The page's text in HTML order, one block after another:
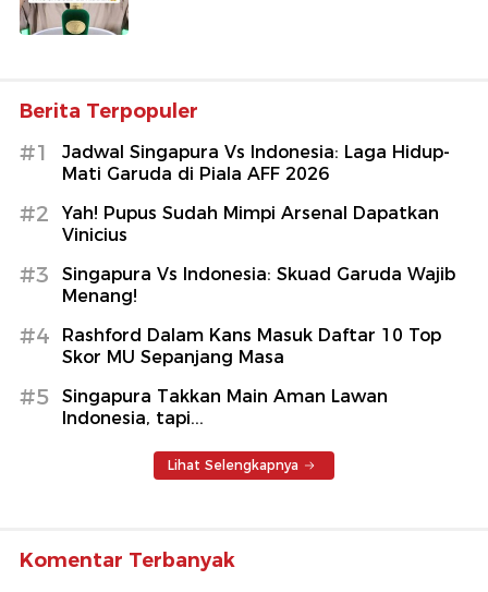
Berita Terpopuler
#1
Jadwal Singapura Vs Indonesia: Laga Hidup-
Mati Garuda di Piala AFF 2026
#2
Yah! Pupus Sudah Mimpi Arsenal Dapatkan
Vinicius
#3
Singapura Vs Indonesia: Skuad Garuda Wajib
Menang!
#4
Rashford Dalam Kans Masuk Daftar 10 Top
Skor MU Sepanjang Masa
#5
Singapura Takkan Main Aman Lawan
Indonesia, tapi...
Lihat Selengkapnya
Komentar Terbanyak